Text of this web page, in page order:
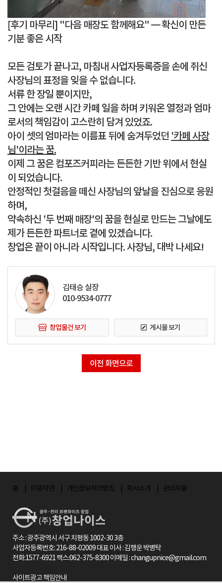
[후기 마무리] "다음 매장도 함께해요" — 확신이 만든
기분 좋은 시작
모든 검토가 끝나고, 마침내사업자등록증을 손에 쥐신
사장님의 표정을 잊을 수 없습니다.
서류 한 장일 뿐이지만,
그 안에는 오랜 시간 카페 일을 하며 키워온 열정과 엄마
로서의 책임감이 고스란히 담겨 있었죠.
아이 셋의 엄마라는 이름표 뒤에 숨겨두었던 '카페 사장
님'이라는 꿈.
이제 그 꿈은 컴포즈커피라는 든든한 기반 위에서 현실
이 되었습니다.
안정적인 첫걸음을 떼신 사장님의 앞날을 진심으로 응원
하며,
약속하신 '두 번째 매장'의 꿈을 현실로 만드는 그날에도
제가 든든한 파트너로 곁에 있겠습니다.
창업은 끝이 아니라 시작입니다. 사장님, 대박 나세요!
김태승 실장
010-9534-0777
창업물건 보기 게시물 보기
이전 화면으로
홈 이용약관 개인정보처리방침 회사소개 관리자홈
주소 : 광주광역시 서구 치평동 1002-30 3층
사업자등록번호: 216-88-02009 대표 이사 : 김행운 박병탁
전화:1577-6921 팩스:062-375-8300 이메일 : changupnice@gmail.com
사이트광고 책임안내